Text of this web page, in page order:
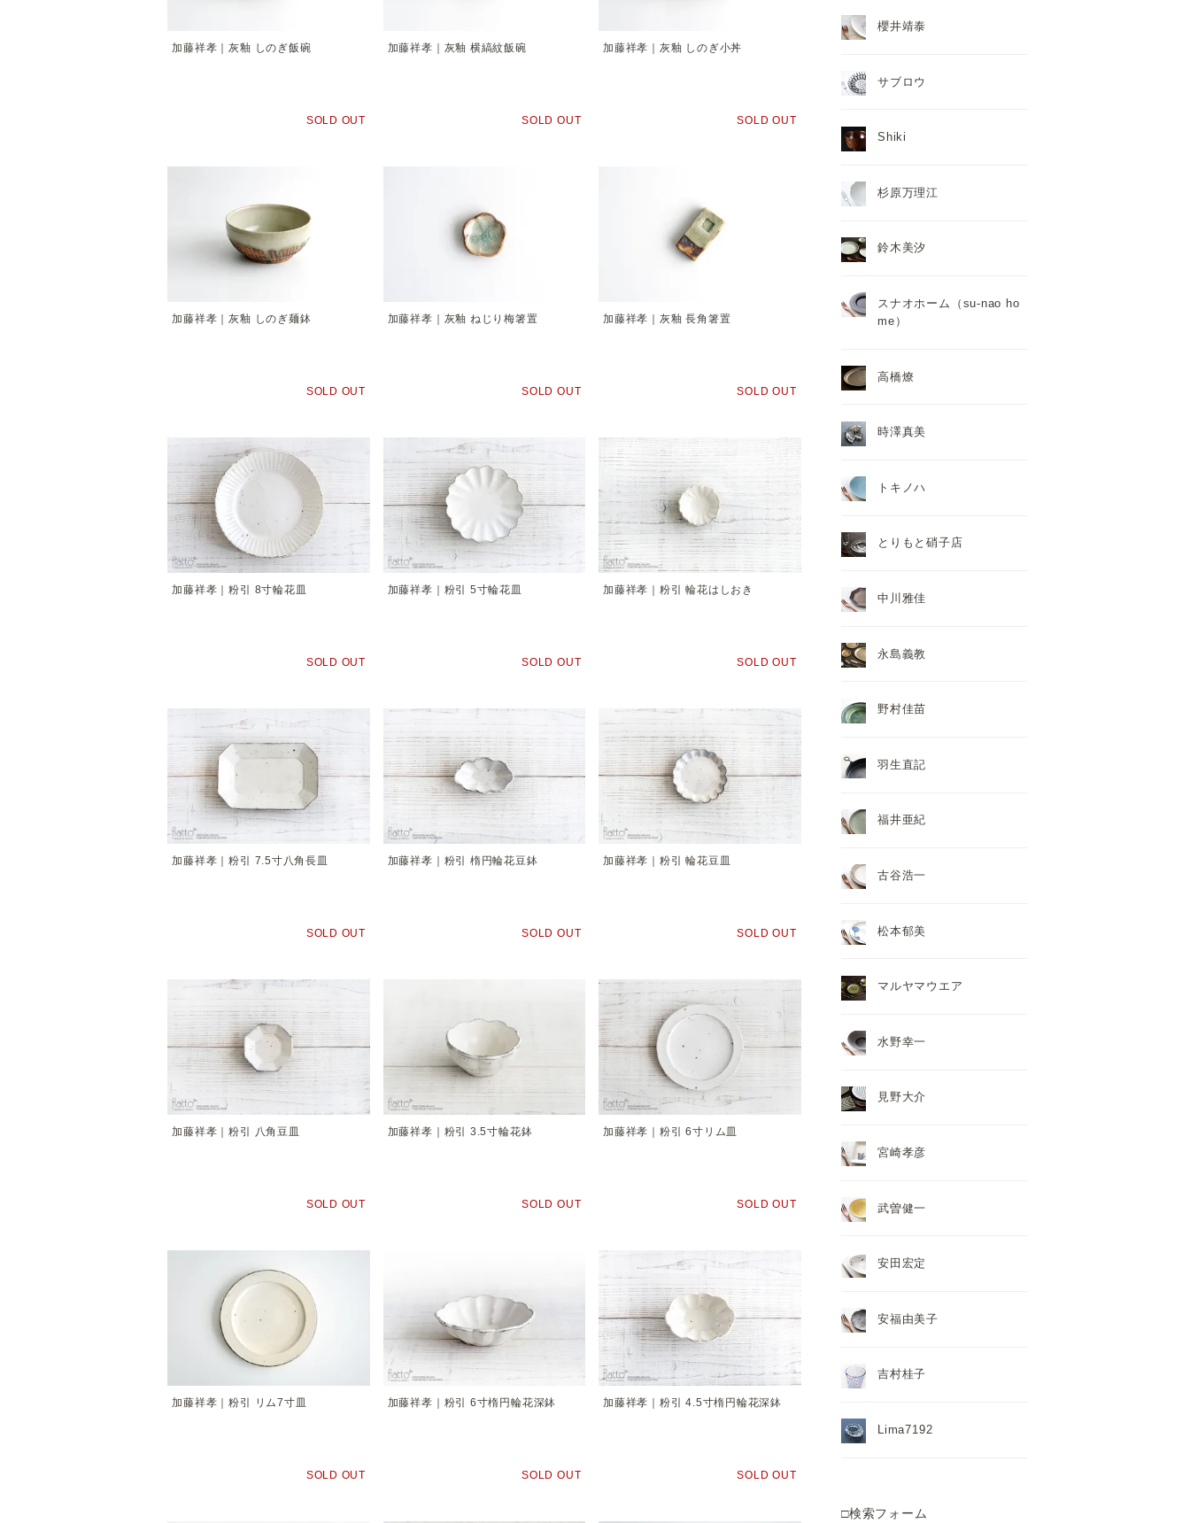
加藤祥孝｜灰釉 しのぎ飯碗
SOLD OUT
加藤祥孝｜灰釉 横縞紋飯碗
SOLD OUT
加藤祥孝｜灰釉 しのぎ小丼
SOLD OUT
加藤祥孝｜灰釉 しのぎ麺鉢
SOLD OUT
加藤祥孝｜灰釉 ねじり梅箸置
SOLD OUT
加藤祥孝｜灰釉 長角箸置
SOLD OUT
加藤祥孝｜粉引 8寸輪花皿
SOLD OUT
加藤祥孝｜粉引 5寸輪花皿
SOLD OUT
加藤祥孝｜粉引 輪花はしおき
SOLD OUT
加藤祥孝｜粉引 7.5寸八角長皿
SOLD OUT
加藤祥孝｜粉引 楕円輪花豆鉢
SOLD OUT
加藤祥孝｜粉引 輪花豆皿
SOLD OUT
加藤祥孝｜粉引 八角豆皿
SOLD OUT
加藤祥孝｜粉引 3.5寸輪花鉢
SOLD OUT
加藤祥孝｜粉引 6寸リム皿
SOLD OUT
加藤祥孝｜粉引 リム7寸皿
SOLD OUT
加藤祥孝｜粉引 6寸楕円輪花深鉢
SOLD OUT
加藤祥孝｜粉引 4.5寸楕円輪花深鉢
SOLD OUT
櫻井靖泰
サブロウ
Shiki
杉原万理江
鈴木美汐
スナオホーム（su-nao ho
me）
高橋燎
時澤真美
トキノハ
とりもと硝子店
中川雅佳
永島義教
野村佳苗
羽生直記
福井亜紀
古谷浩一
松本郁美
マルヤマウエア
水野幸一
見野大介
宮崎孝彦
武曽健一
安田宏定
安福由美子
吉村桂子
Lima7192
□検索フォーム